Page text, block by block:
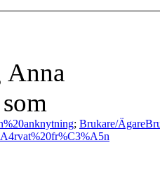
Anna
; Brukare/Ägare